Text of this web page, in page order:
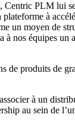
PLM
à
un moyen de
équipes
produits de
à un
au sein de